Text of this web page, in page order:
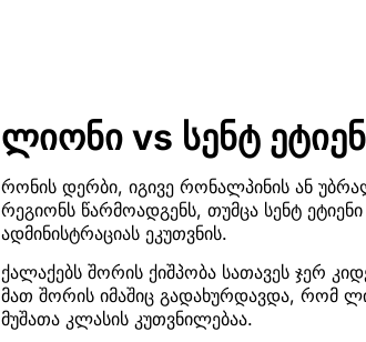
ლიონი vs სენტ
რონის დერბი, იგივე რონალპინის ან
რეგიონს წარმოადგენს, თუმცა სენტ
ადმინისტრაციას ეკუთვნის.
ქალაქებს შორის ქიშპობა სათავეს ჯერ
მათ შორის იმაშიც გადახურდავდა, რომ
მუშათა კლასის კუთვნილებაა.